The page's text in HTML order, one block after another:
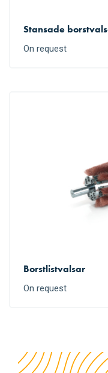
Stansade
On request
Borstlistvalsar
On request